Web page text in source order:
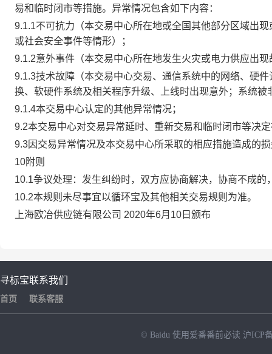
易和临时闭市等措施。异常情况包含如下内容：
9.1.1不可抗力（本交易中心所在地或全国其他部分区域出
或社会安全事件等情形）；
9.1.2意外事件（本交易中心所在地发生火灾或电力供应出
9.1.3技术故障（本交易中心交易、通信系统中的网络、硬
换、软硬件系统及相关程序升级、上线时出现意外；系统
9.1.4本交易中心认定的其他异常情况；
9.2本交易中心对交易异常延时、重新交易和临时闭市等决
9.3因交易异常情况及本交易中心所采取的相应措施造成的
10附则
10.1争议处理：发生纠纷时，双方应协商解决，协商不成
10.2本规则未尽事宜以循环宝及其他相关交易规则为准。
上海欧冶供应链有限公司 2020年6月10日颁布
寻标宝
首页
联系我们
联系客服
© Baidu 使用爱番番前必读 沪ICP